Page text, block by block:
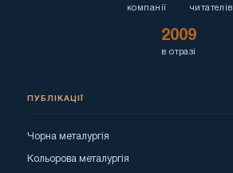
компанії читателів
2009
в отразі
ПУБЛІКАЦІЇ
Чорна металургія
Кольорова металургія